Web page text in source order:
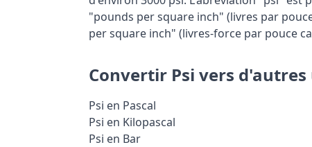
"pounds per square inch" (livres par
per square inch" (livres-force par pouce
Convertir Psi vers
Psi en Pascal
Psi en Kilopascal
Psi en Bar